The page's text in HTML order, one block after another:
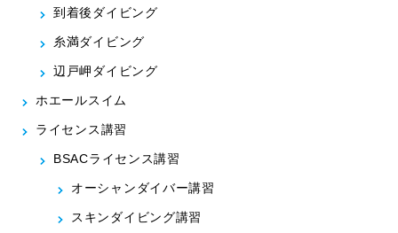
到着後ダイビング
糸満ダイビング
辺戸岬ダイビング
ホエールスイム
ライセンス講習
BSACライセンス講習
オーシャンダイバー講習
スキンダイビング講習